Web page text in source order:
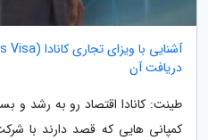
دریافت آن
طینت: کانادا اقتصاد رو به رشد و
کمپانی هایی که قصد دارند با